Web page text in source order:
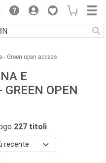
- Green open access
E
OPEN
227 titoli